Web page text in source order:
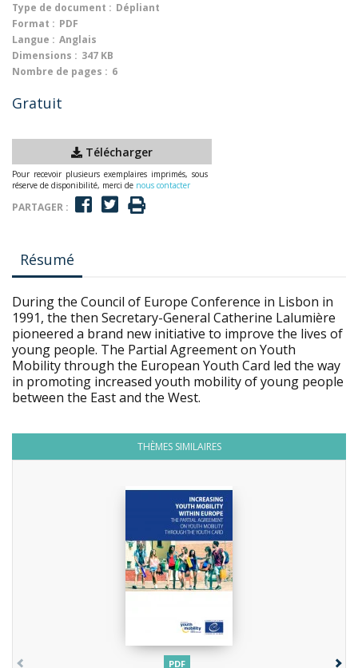
Type de document : Dépliant
Format : PDF
Langue : Anglais
Dimensions : 347 KB
Nombre de pages : 6
Gratuit
Télécharger
Pour recevoir plusieurs exemplaires imprimés, sous
réserve de disponibilité, merci de nous contacter
PARTAGER :
Résumé
During the Council of Europe Conference in Lisbon in
1991, the then Secretary-General Catherine Lalumière
pioneered a brand new initiative to improve the lives of
young people. The Partial Agreement on Youth
Mobility through the European Youth Card led the way
in promoting increased youth mobility of young people
between the East and the West.
THÈMES SIMILAIRES
PDF